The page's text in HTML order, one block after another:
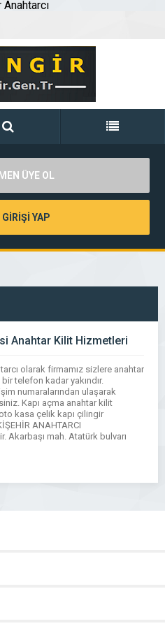
ÜYE OL
GİRİŞİ YAP
Anahtar Kilit Hizmetleri
olarak firmamız sizlere anahtar
telefon kadar yakındır.
numaralarından ulaşarak
Kapı açma anahtar kilit
kasa çelik kapı çilingir
ANAHTARCI
Akarbaşı mah. Atatürk bulvarı
220 6332 – 0542 253 1649 – 0505